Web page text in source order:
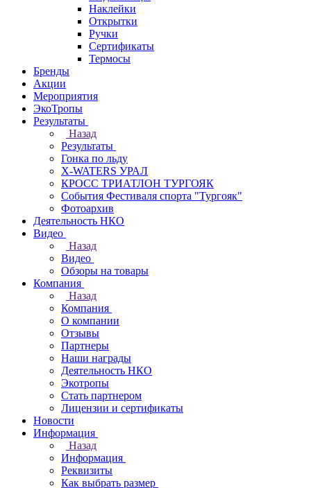
Наклейки
Открытки
Ручки
Сертификаты
Термосы
Бренды
Акции
Мероприятия
ЭкоТропы
Результаты
Назад
Результаты
Гонка по льду
X-WATERS УРАЛ
КРОСС ТРИАТЛОН ТУРГОЯК
События Фестиваля спорта "Тургояк"
Фотоархив
Деятельность НКО
Видео
Назад
Видео
Обзоры на товары
Компания
Назад
Компания
О компании
Отзывы
Партнеры
Наши награды
Деятельность НКО
Экотропы
Стать партнером
Лицензии и сертификаты
Новости
Информация
Назад
Информация
Реквизиты
Как выбрать размер